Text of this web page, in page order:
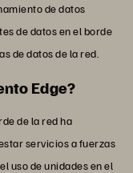
de datos
de datos en el borde
de datos de la red.
Edge?
de la red ha
servicios a fuerzas
uso de unidades en el